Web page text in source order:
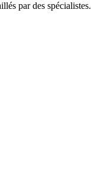
par des spécialistes.